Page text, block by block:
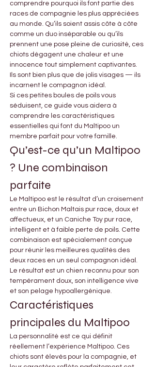
comprendre pourquoi ils font partie des
races de compagnie les plus appréciées
au monde. Qu’ils soient assis côte à côte
comme un duo inséparable ou qu’ils
prennent une pose pleine de curiosité, ces
chiots dégagent une chaleur et une
innocence tout simplement captivantes.
Ils sont bien plus que de jolis visages — ils
incarnent le compagnon idéal.
Si ces petites boules de poils vous
séduisent, ce guide vous aidera à
comprendre les caractéristiques
essentielles qui font du Maltipoo un
membre parfait pour votre famille.
Qu’est-ce qu’un Maltipoo
? Une combinaison
parfaite
Le Maltipoo est le résultat d’un croisement
entre un Bichon Maltais pur race, doux et
affectueux, et un Caniche Toy pur race,
intelligent et à faible perte de poils. Cette
combinaison est spécialement conçue
pour réunir les meilleures qualités des
deux races en un seul compagnon idéal.
Le résultat est un chien reconnu pour son
tempérament doux, son intelligence vive
et son pelage hypoallergénique.
Caractéristiques
principales du Maltipoo
La personnalité est ce qui définit
réellement l’expérience Maltipoo. Ces
chiots sont élevés pour la compagnie, et